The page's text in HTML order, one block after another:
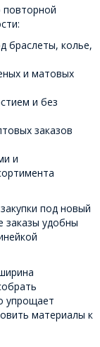
повторной
браслеты, колье,
и матовых
и без
заказов
и
под новый
заказы удобны
упрощает
материалы к